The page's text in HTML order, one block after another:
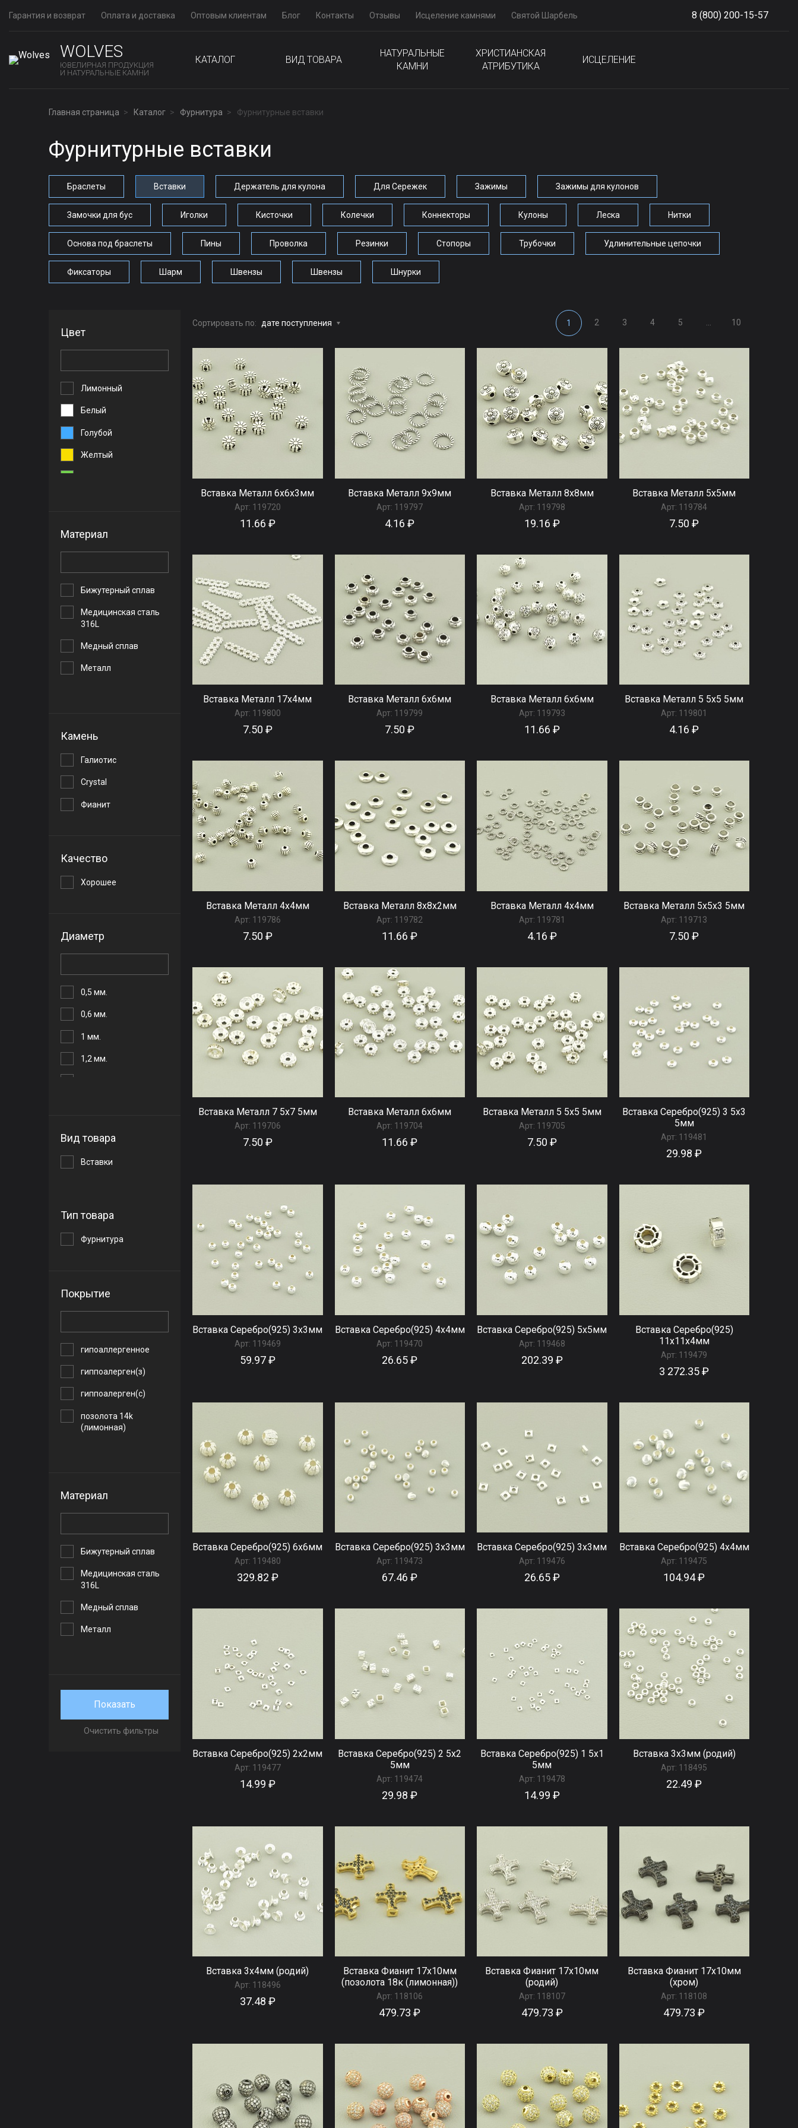
Гарантия и возврат Оплата и доставка Оптовым клиентам Блог Контакты Отзывы Исцеление камнями Святой Шарбель 8 (800) 200-15-57
WOLVES
ЮВЕЛИРНАЯ ПРОДУКЦИЯ
И НАТУРАЛЬНЫЕ КАМНИ
КАТАЛОГ ВИД ТОВАРА
НАТУРАЛЬНЫЕ
КАМНИ
ХРИСТИАНСКАЯ
АТРИБУТИКА
ИСЦЕЛЕНИЕ
Главная страница Каталог Фурнитура Фурнитурные вставки
Фурнитурные вставки
Браслеты Вставки Держатель для кулона Для Сережек Зажимы Зажимы для кулонов
Замочки для бус Иголки Кисточки Колечки Коннекторы Кулоны Леска Нитки
Основа под браслеты Пины Проволка Резинки Стопоры Трубочки Удлинительные цепочки
Фиксаторы Шарм Швензы Швензы Шнурки
Цвет
Лимонный
Белый
Голубой
Желтый
Малиновый
Розовый
Серебряный
Материал
Бижутерный сплав
Медицинская сталь
316L
Медный сплав
Металл
Сталь
Камень
Галиотис
Сrystal
Фианит
Качество
Хорошее
Диаметр
0,5 мм.
0,6 мм.
1 мм.
1,2 мм.
5 мм.
6 мм.
Вид товара
Вставки
Тип товара
Фурнитура
Покрытие
гипоаллергенное
гиппоалерген(з)
гиппоалерген(с)
позолота 14k
(лимонная)
Материал
Бижутерный сплав
Медицинская сталь
316L
Медный сплав
Металл
Показать
Очистить фильтры
Сортировать по: дате поступления 1 2 3 4 5 10
Вставка Металл 6x6x3мм
Арт: 119720
11.66 ₽
Вставка Металл 9x9мм
Арт: 119797
4.16 ₽
Вставка Металл 8x8мм
Арт: 119798
19.16 ₽
Вставка Металл 5x5мм
Арт: 119784
7.50 ₽
Вставка Металл 17x4мм
Арт: 119800
7.50 ₽
Вставка Металл 6x6мм
Арт: 119799
7.50 ₽
Вставка Металл 6x6мм
Арт: 119793
11.66 ₽
Вставка Металл 5 5x5 5мм
Арт: 119801
4.16 ₽
Вставка Металл 4x4мм
Арт: 119786
7.50 ₽
Вставка Металл 8x8x2мм
Арт: 119782
11.66 ₽
Вставка Металл 4x4мм
Арт: 119781
4.16 ₽
Вставка Металл 5x5x3 5мм
Арт: 119713
7.50 ₽
Вставка Металл 7 5x7 5мм
Арт: 119706
7.50 ₽
Вставка Металл 6x6мм
Арт: 119704
11.66 ₽
Вставка Металл 5 5x5 5мм
Арт: 119705
7.50 ₽
Вставка Серебро(925) 3 5x3
5мм
Арт: 119481
29.98 ₽
Вставка Серебро(925) 3x3мм
Арт: 119469
59.97 ₽
Вставка Серебро(925) 4x4мм
Арт: 119470
26.65 ₽
Вставка Серебро(925) 5x5мм
Арт: 119468
202.39 ₽
Вставка Серебро(925)
11x11x4мм
Арт: 119479
3 272.35 ₽
Вставка Серебро(925) 6x6мм
Арт: 119480
329.82 ₽
Вставка Серебро(925) 3x3мм
Арт: 119473
67.46 ₽
Вставка Серебро(925) 3x3мм
Арт: 119476
26.65 ₽
Вставка Серебро(925) 4x4мм
Арт: 119475
104.94 ₽
Вставка Серебро(925) 2x2мм
Арт: 119477
14.99 ₽
Вставка Серебро(925) 2 5x2
5мм
Арт: 119474
29.98 ₽
Вставка Серебро(925) 1 5x1
5мм
Арт: 119478
14.99 ₽
Вставка 3х3мм (родий)
Арт: 118495
22.49 ₽
Вставка 3х4мм (родий)
Арт: 118496
37.48 ₽
Вставка Фианит 17х10мм
(позолота 18к (лимонная))
Арт: 118106
479.73 ₽
Вставка Фианит 17х10мм
(родий)
Арт: 118107
479.73 ₽
Вставка Фианит 17х10мм
(хром)
Арт: 118108
479.73 ₽